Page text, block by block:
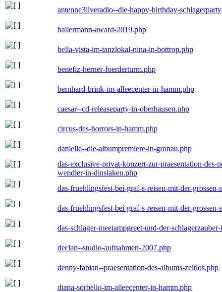
antenne3liveradio--die-happy-birthday-
ballermann-award-2019.php
bella-vista-im-tanzlokal-nina-in-bottrop.php
benefiz-herner-foerderturm.php
bernhard-brink-im-alleecenter-in-hamm.php
caesar--cd-releaseparty-in-oberhausen.php
circus-des-horrors-in-hamm.php
danielle--die-albumpremiere-in-gronau.php
das-exclusive-privat-konzert-zur-praesentation-
wendler-in-dinslaken.php
das-fruehlingsfest-bei-graf-s-reisen-mit-der-
das-fruehlingsfest-bei-graf-s-reisen-mit-der-
das-schlager-meetampgreet-und-der-
declan--studio-aufnahmen-2007.php
denny-fabian--praesentation-des-albums-zeitlos.php
diana-sorbello-im-alleecenter-in-hamm.php